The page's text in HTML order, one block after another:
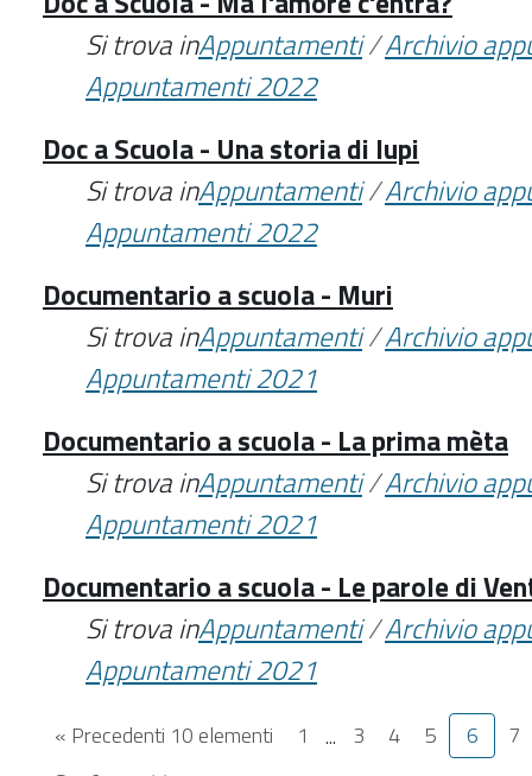
Si trova inAppuntamenti/Archivio
Appuntamenti 2022
Doc a Scuola - Una storia di lupi
Si trova inAppuntamenti/Archivio
Appuntamenti 2022
Documentario a scuola - Muri
Si trova inAppuntamenti/Archivio
Appuntamenti 2021
Documentario a scuola - La prima mèta
Si trova inAppuntamenti/Archivio
Appuntamenti 2021
Documentario a scuola - Le parole di
Si trova inAppuntamenti/Archivio
Appuntamenti 2021
« Precedenti 10 elementi 1 ... 3 4 5 6
7